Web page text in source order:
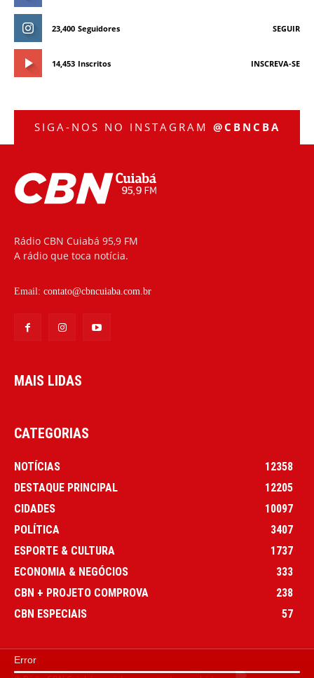
23,400 Seguidores SEGUIR
14,453 Inscritos INSCREVA-SE
Error
SIGA-NOS NO INSTAGRAM @CBNCBA
Rádio CBN Cuiabá 95,9 FM
A rádio que toca notícia.
Email: contato@cbncuiaba.com.br
MAIS LIDAS
CATEGORIAS
NOTÍCIAS
12358
DESTAQUE PRINCIPAL
12205
CIDADES
10097
POLÍTICA
3407
ESPORTE & CULTURA
1737
ECONOMIA & NEGÓCIOS
333
CBN + PROJETO COMPROVA
238
CBN ESPECIAIS
57